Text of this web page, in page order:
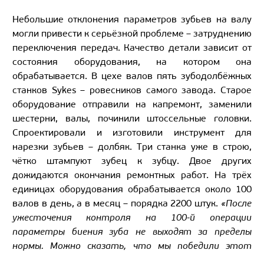
Небольшие отклонения параметров зубьев на валу
могли привести к серьёзной проблеме – затруднению
переключения передач. Качество детали зависит от
состояния оборудования, на котором она
обрабатывается. В цехе валов пять зубодолбёжных
станков Sykes – ровесников самого завода. Старое
оборудование отправили на капремонт, заменили
шестерни, валы, починили штоссельные головки.
Спроектировали и изготовили инструмент для
нарезки зубьев – долбяк. Три станка уже в строю,
чётко штампуют зубец к зубцу. Двое других
дожидаются окончания ремонтных работ. На трёх
единицах оборудования обрабатывается около 100
валов в день, а в месяц – порядка 2200 штук. «После
ужесточения контроля на 100-й операции
параметры биения зуба не выходят за пределы
нормы. Можно сказать, что мы победили этот